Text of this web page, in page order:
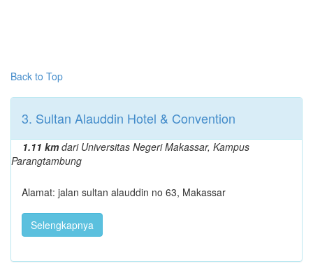
Back to Top
3. Sultan Alauddin Hotel & Convention
1.11 kmdari Universitas Negeri Makassar, Kampus
Parangtambung
Alamat: jalan sultan alauddin no 63, Makassar
Selengkapnya